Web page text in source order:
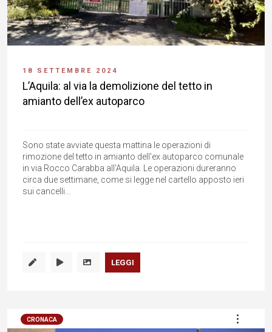
18 SETTEMBRE 2024
L’Aquila: al via la demolizione del tetto in
amianto dell’ex autoparco
Sono state avviate questa mattina le operazioni di
rimozione del tetto in amianto dell'ex autoparco comunale
in via Rocco Carabba all'Aquila. Le operazioni dureranno
circa due settimane, come si legge nel cartello apposto ieri
sui cancelli...
LEGGI
CRONACA